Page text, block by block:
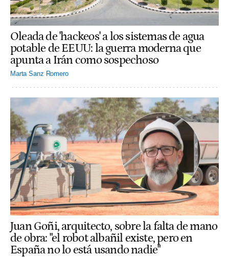
Oleada de 'hackeos' a los sistemas de agua
potable de EEUU: la guerra moderna que
apunta a Irán como sospechoso
Marta Sanz Romero
Juan Goñi, arquitecto, sobre la falta de mano
de obra: "el robot albañil existe, pero en
España no lo está usando nadie"